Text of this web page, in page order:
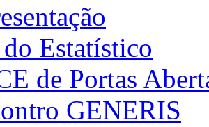
Estatístico
de Portas
GENERIS